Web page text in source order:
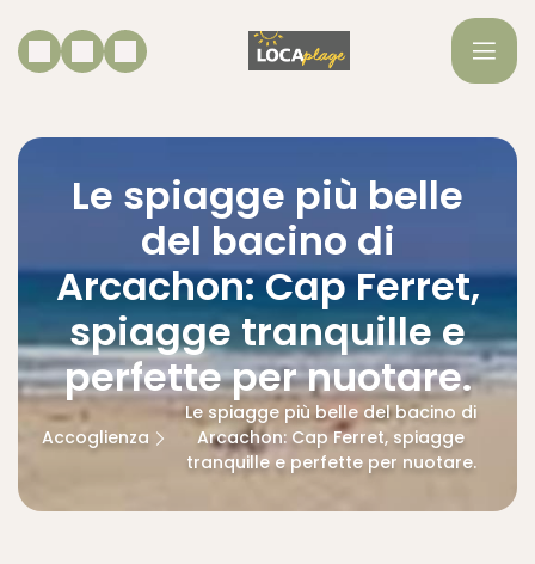
Le spiagge più belle
del bacino di
Arcachon: Cap Ferret,
spiagge tranquille e
perfette per nuotare.
Accoglienza
Le spiagge più belle del bacino di
Arcachon: Cap Ferret, spiagge
tranquille e perfette per nuotare.